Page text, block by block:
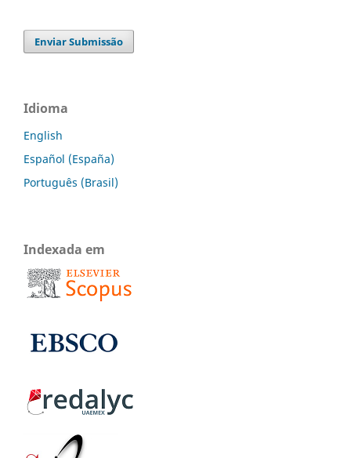
Enviar Submissão
Idioma
English
Español (España)
Português (Brasil)
Indexada em